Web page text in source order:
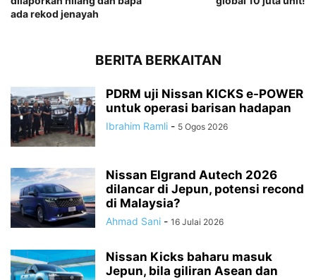
ada rekod jenayah
BERITA BERKAITAN
PDRM uji Nissan KICKS e-POWER
untuk operasi barisan hadapan
Ibrahim Ramli - 5 Ogos 2026
Nissan Elgrand Autech 2026
dilancar di Jepun, potensi recond
di Malaysia?
Ahmad Sani - 16 Julai 2026
Nissan Kicks baharu masuk
Jepun, bila giliran Asean dan